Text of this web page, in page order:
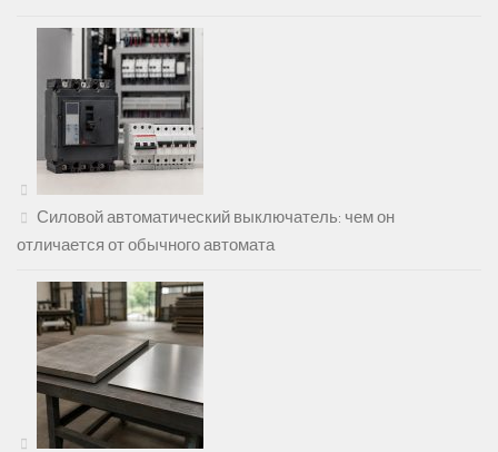
Силовой автоматический выключатель: чем он
отличается от обычного автомата